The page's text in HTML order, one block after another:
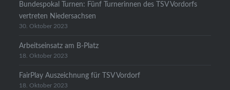
Bundespokal Turnen: Fünf Turnerinnen des TSV Vordorfs
vertreten Niedersachsen
30. Oktober 2023
Arbeitseinsatz am B-Platz
18. Oktober 2023
FairPlay Auszeichnung für TSV Vordorf
18. Oktober 2023